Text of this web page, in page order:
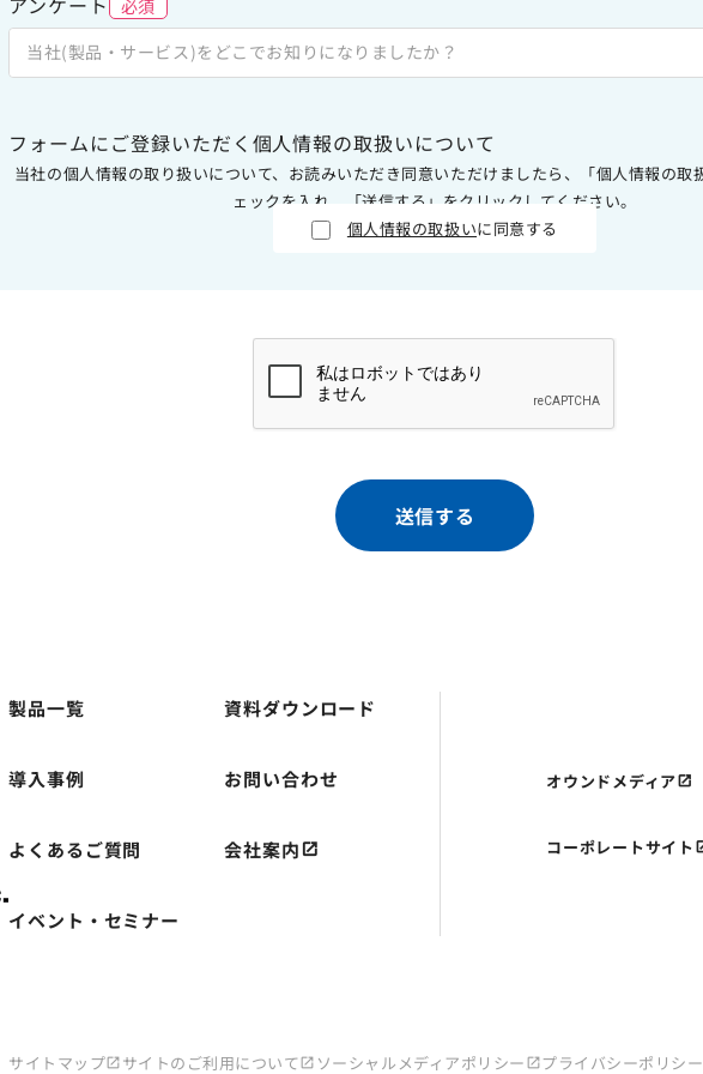
必須
当社(製品・サービス)をどこでお知りになりましたか？
フォームにご登録いただく個人情報の取扱いについて
当社の個人情報の取り扱いについて、お読みいただき同意いただけましたら、「個人情報の取
ェックを入れ、「送信する」をクリックしてください。
個人情報の取扱いに同意する
送信する
製品一覧
導入事例
よくあるご質問
イベント・セミナー
資料ダウンロード
お問い合わせ
会社案内
オウンドメディア
コーポレートサイト
サイトマップ サイトのご利用について ソーシャルメディアポリシー プライバシーポリシー